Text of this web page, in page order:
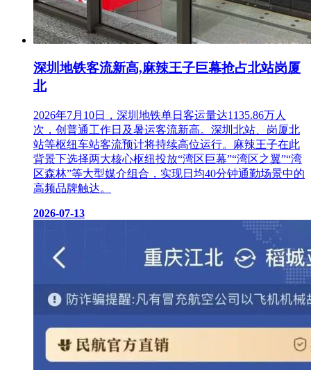
深圳地铁客流新高,麻辣王子巨幕抢占北站岗厦
北
2026年7月10日，深圳地铁单日客运量达1135.86万人
次，创普通工作日及暑运客流新高。深圳北站、岗厦北
站等枢纽车站客流预计将持续高位运行。麻辣王子在此
背景下选择两大核心枢纽投放“湾区巨幕”“湾区之翼”“湾
区森林”等大型媒介组合，实现日均40分钟通勤场景中的
高频品牌触达。
2026-07-13